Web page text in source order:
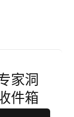
家洞
件箱